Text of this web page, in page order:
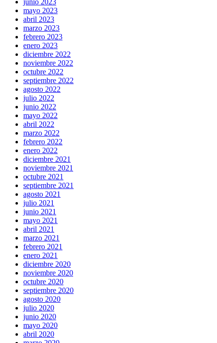
mayo 2023
abril 2023
marzo 2023
febrero 2023
enero 2023
diciembre 2022
noviembre 2022
octubre 2022
septiembre 2022
agosto 2022
julio 2022
junio 2022
mayo 2022
abril 2022
marzo 2022
febrero 2022
enero 2022
diciembre 2021
noviembre 2021
octubre 2021
septiembre 2021
agosto 2021
julio 2021
junio 2021
mayo 2021
abril 2021
marzo 2021
febrero 2021
enero 2021
diciembre 2020
noviembre 2020
octubre 2020
septiembre 2020
agosto 2020
julio 2020
junio 2020
mayo 2020
abril 2020